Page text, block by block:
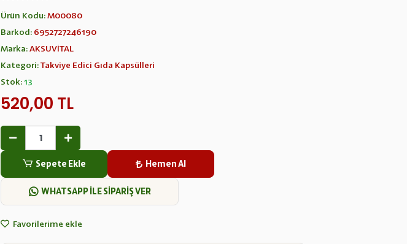
Ürün Kodu:M00080
Barkod: 6952727246190
Marka:AKSUVİTAL
Kategori:Takviye Edici Gıda Kapsülleri
Stok:13
520,00 TL
Sepete Ekle Hemen Al
WHATSAPP İLE SİPARİŞ VER
Favorilerime ekle